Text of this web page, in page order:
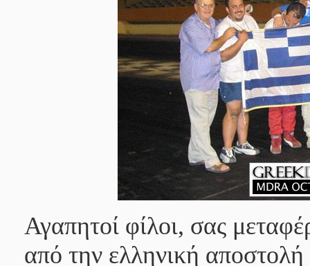
Αγαπητοί φίλοι, σας
από την ελληνική